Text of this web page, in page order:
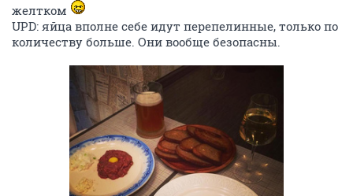
желтком
UPD: яйца вполне себе идут перепелинные, только по
количеству больше. Они вообще безопасны.